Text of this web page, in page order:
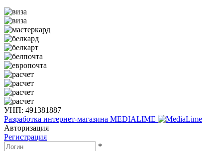
УНП: 491381887
Разработка интернет-магазина MEDIALIME
Авторизация
Регистрация
*